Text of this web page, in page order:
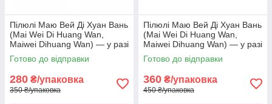
Пілюлі Маю Вей Ді Хуан Вань
(Mai Wei Di Huang Wan,
Maiwei Dihuang Wan) — у разі
захворювань легень
Готово до відправки
280 ₴/упаковка
350 ₴/упаковка
Пілюлі Маю Вей Ді Хуан Вань
(Mai Wei Di Huang Wan,
Maiwei Dihuang Wan) — у разі
захворювань легень
Готово до відправки
360 ₴/упаковка
450 ₴/упаковка